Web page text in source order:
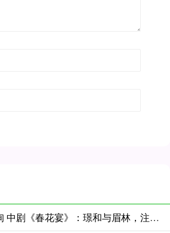
配资门户官方网站查询 中剧《春花宴》：璟和与眉林，注定不能在一起的一对